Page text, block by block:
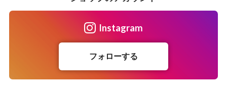
Instagram
フォローする